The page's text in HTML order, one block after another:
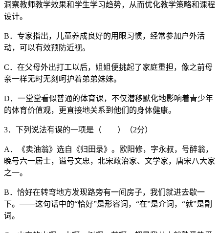
洞察教师教学效果和学生学习趋势，从而优化教学策略和课程
设计。
B．专家指出，儿童养成良好的用眼习惯，经常参加户外活
动，可以有效预防近视。
C．在父母外出打工以后，姐姐便挑起了家庭重担，像之前母
亲一样无时无刻呵护着弟弟妹妹。
D．一堂堂看似普通的体育课，不仅潜移默化地影响着青少年
的体育价值观，更直接地关系到他们的身体健康。
3．下列说法有误的一项是（ ）（2分）
A．《卖油翁》选自《归田录》。欧阳修，字永叔，号醉翁，
晚号六一居士，谥号文忠，北宋政治家、文学家，唐宋八大家
之一。
B．恰好在转弯地方发现路旁有一间房子，我们就进去歇一
下。——这句话中的“恰好”是形容词，“在”是介词，“就”是副
词。